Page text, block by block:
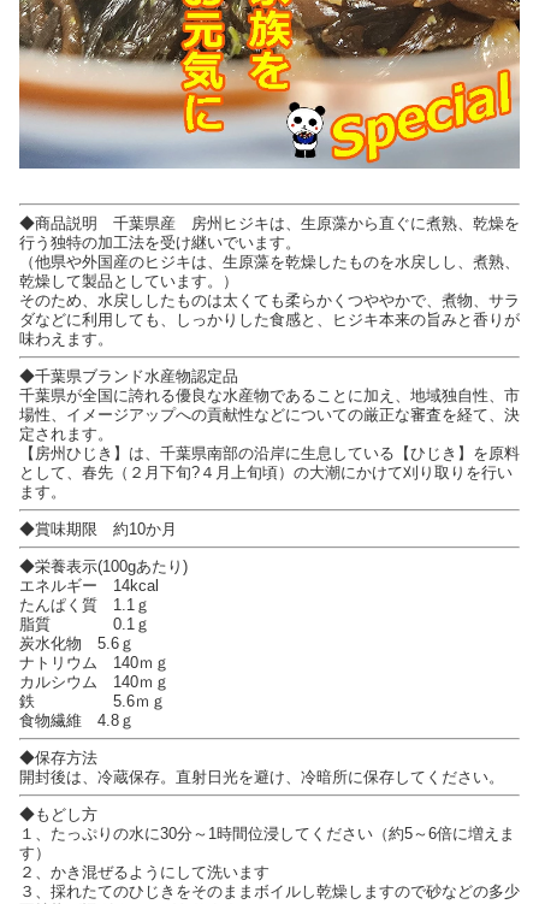
◆商品説明 千葉県産 房州ヒジキは、生原藻から直ぐに煮熟、乾燥を
行う独特の加工法を受け継いでいます。
（他県や外国産のヒジキは、生原藻を乾燥したものを水戻しし、煮熟、
乾燥して製品としています。）
そのため、水戻ししたものは太くても柔らかくつややかで、煮物、サラ
ダなどに利用しても、しっかりした食感と、ヒジキ本来の旨みと香りが
味わえます。
◆千葉県ブランド水産物認定品
千葉県が全国に誇れる優良な水産物であることに加え、地域独自性、市
場性、イメージアップへの貢献性などについての厳正な審査を経て、決
定されます。
【房州ひじき】は、千葉県南部の沿岸に生息している【ひじき】を原料
として、春先（２月下旬?４月上旬頃）の大潮にかけて刈り取りを行い
ます。
◆賞味期限 約10か月
◆栄養表示(100gあたり)
エネルギー 14kcal
たんぱく質 1.1ｇ
脂質 0.1ｇ
炭水化物 5.6ｇ
ナトリウム 140ｍｇ
カルシウム 140ｍｇ
鉄 5.6ｍｇ
食物繊維 4.8ｇ
◆保存方法
開封後は、冷蔵保存。直射日光を避け、冷暗所に保存してください。
◆もどし方
１、たっぷりの水に30分～1時間位浸してください（約5～6倍に増えま
す）
２、かき混ぜるようにして洗います
３、採れたてのひじきをそのままボイルし乾燥しますので砂などの多少